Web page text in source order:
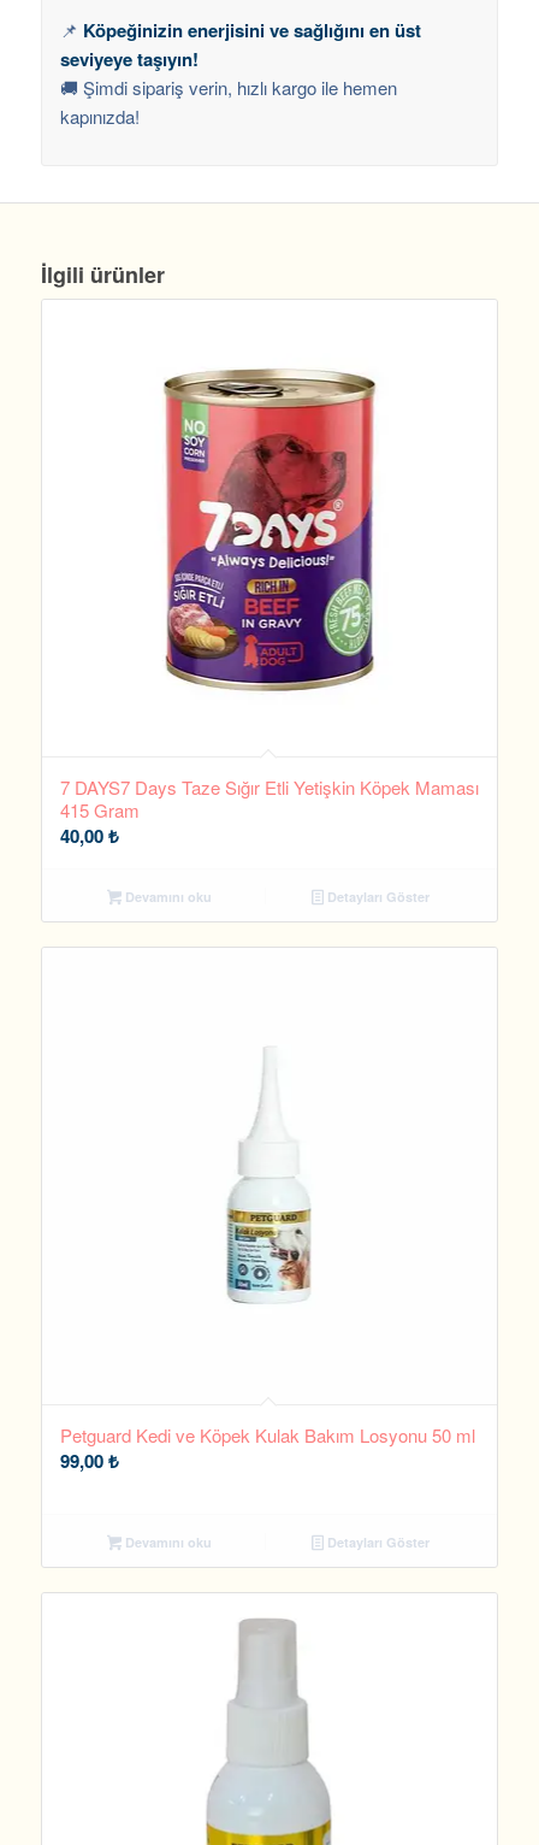
📌 Köpeğinizin enerjisini ve sağlığını en üst
seviyeye taşıyın!
🚚 Şimdi sipariş verin, hızlı kargo ile hemen
kapınızda!
İlgili ürünler
7 DAYS7 Days Taze Sığır Etli Yetişkin Köpek Maması
415 Gram
40,00₺
Devamını oku Detayları Göster
Petguard Kedi ve Köpek Kulak Bakım Losyonu 50 ml
99,00₺
Devamını oku Detayları Göster